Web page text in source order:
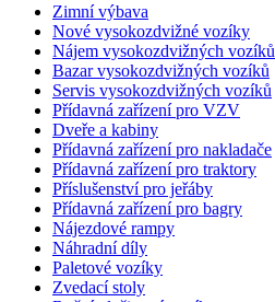
Zimní výbava
Nové vysokozdvižné vozíky
Nájem vysokozdvižných vozíků
Bazar vysokozdvižných vozíků
Servis vysokozdvižných vozíků
Přídavná zařízení pro VZV
Dveře a kabiny
Přídavná zařízení pro nakladače
Přídavná zařízení pro traktory
Příslušenství pro jeřáby
Přídavná zařízení pro bagry
Nájezdové rampy
Náhradní díly
Paletové vozíky
Zvedací stoly